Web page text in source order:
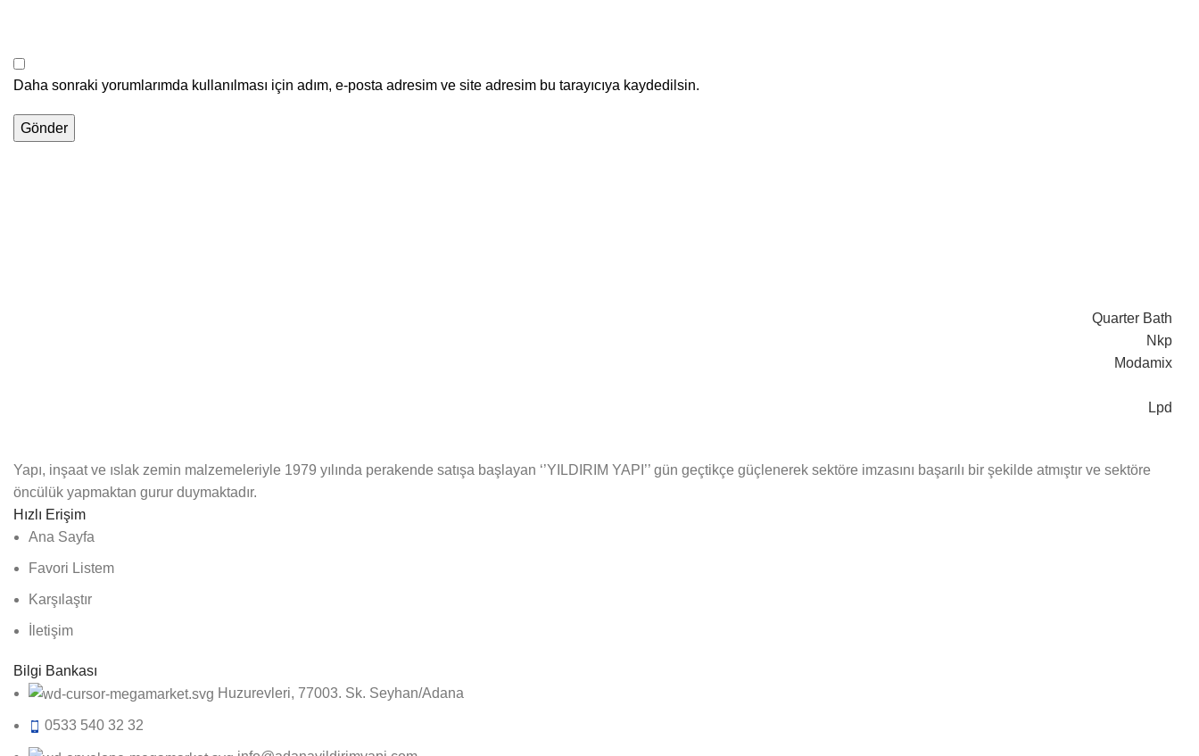
Daha sonraki yorumlarımda kullanılması için adım, e-posta adresim ve site adresim bu tarayıcıya kaydedilsin.
Quarter Bath
Nkp
Modamix
Lpd
Yapı, inşaat ve ıslak zemin malzemeleriyle 1979 yılında perakende satışa başlayan ‘’YILDIRIM YAPI’’ gün geçtikçe güçlenerek sektöre imzasını başarılı bir şekilde atmıştır ve sektöre
öncülük yapmaktan gurur duymaktadır.
Hızlı Erişim
Ana Sayfa
Favori Listem
Karşılaştır
İletişim
Bilgi Bankası
Huzurevleri, 77003. Sk. Seyhan/Adana
0533 540 32 32